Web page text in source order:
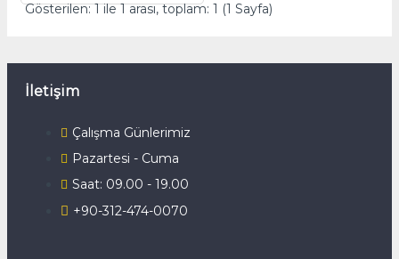
Gösterilen: 1 ile 1 arası, toplam: 1 (1 Sayfa)
İletişim
Çalışma Günlerimiz
Pazartesi - Cuma
Saat: 09.00 - 19.00
+90-312-474-0070